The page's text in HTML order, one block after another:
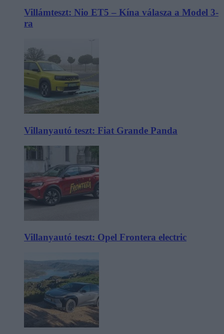
Villámteszt: Nio ET5 – Kína válasza a Model 3-
ra
Villanyautó teszt: Fiat Grande Panda
Villanyautó teszt: Opel Frontera electric